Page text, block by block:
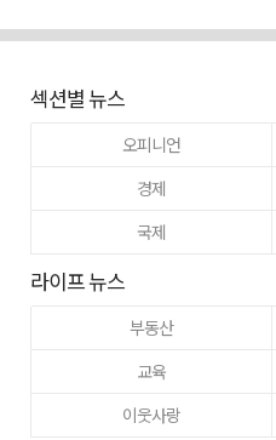
섹션별 뉴스
오피니언
경제
국제
라이프 뉴스
부동산
교육
이웃사랑